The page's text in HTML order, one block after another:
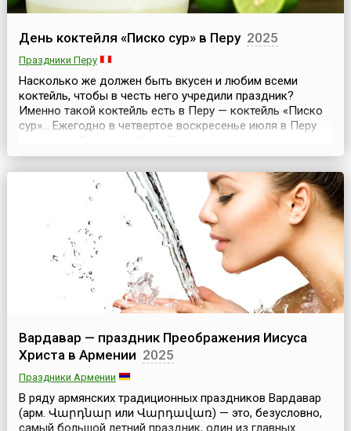
День коктейля «Писко сур» в Перу 2025
Праздники Перу
Насколько же должен быть вкусен и любим всеми
коктейль, чтобы в честь него учредили праздник?
Именно такой коктейль есть в Перу — коктейль «Писко
сур»... Ежегодно в четвертое воскресенье июля в Перу
популярного в стране коктейля, приготовленного на
основе виноградной водки «писко», которую перуанцы
пьют с 16 века. Праздник был официально учрежде...
Вардавар — праздник Преображения Иисуса
Христа в Армении 2025
Праздники Армении
В ряду армянских традиционных праздников Вардавар
(арм. Վարդնար или Վարդավառ) — это, безусловно,
самый большой летний праздник, один из главных